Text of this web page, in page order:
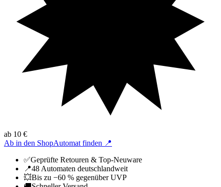
ab 10 €
Ab in den ShopAutomat finden 📍
✅Geprüfte Retouren & Top-Neuware
📍48 Automaten deutschlandweit
💥Bis zu −60 % gegenüber UVP